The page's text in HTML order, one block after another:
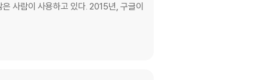
사람이 사용하고 있다. 2015년, 구글이